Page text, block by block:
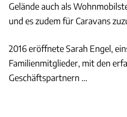
Gelände auch als
und es zudem für Caravans
2016 eröffnete Sarah Engel,
Familienmitglieder, mit den
Geschäftspartnern ...